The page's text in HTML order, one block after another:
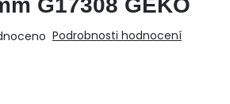
G17308 GEKO
Podrobnosti hodnocení